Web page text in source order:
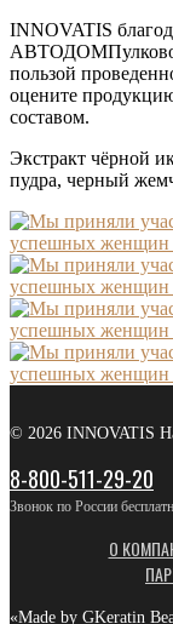
INNOVATIS
АВТОДОМПулково,
пользой
оцените
составом.
Экстракт чёрной
пудра, черный
© 2026 INNOVATIS
8-800-511-29-20
Звонок по России
О
«Made by GKeratin